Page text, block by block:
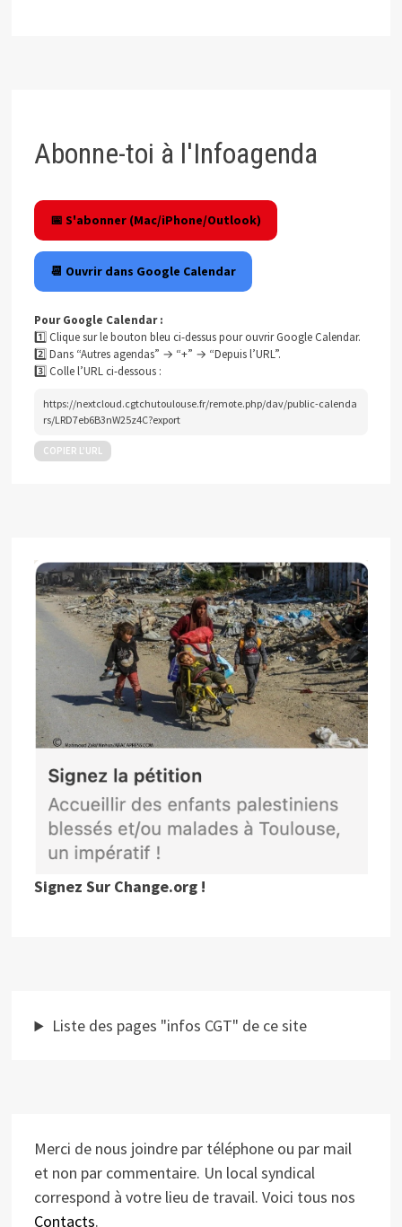
Abonne-toi à l'Infoagenda
📅 S'abonner (Mac/iPhone/Outlook)
📆 Ouvrir dans Google Calendar
Pour Google Calendar :
1️⃣ Clique sur le bouton bleu ci-dessus pour ouvrir Google Calendar.
2️⃣ Dans “Autres agendas” → “+” → “Depuis l’URL”.
3️⃣ Colle l’URL ci-dessous :
https://nextcloud.cgtchutoulouse.fr/remote.php/dav/public-calenda
rs/LRD7eb6B3nW25z4C?export
COPIER L’URL
Signez Sur Change.org !
Liste des pages "infos CGT" de ce site
Merci de nous joindre par téléphone ou par mail
et non par commentaire. Un local syndical
correspond à votre lieu de travail. Voici tous nos
Contacts.